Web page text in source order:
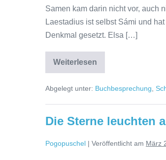
Samen kam darin nicht vor, auch
Laestadius ist selbst Sámi und
Denkmal gesetzt. Elsa […]
Weiterlesen
Rentiere
|
Laestadius
Abgelegt unter: Buchbesprechung
Die Sterne leuchten
Pogopuschel | Veröffentlicht am März